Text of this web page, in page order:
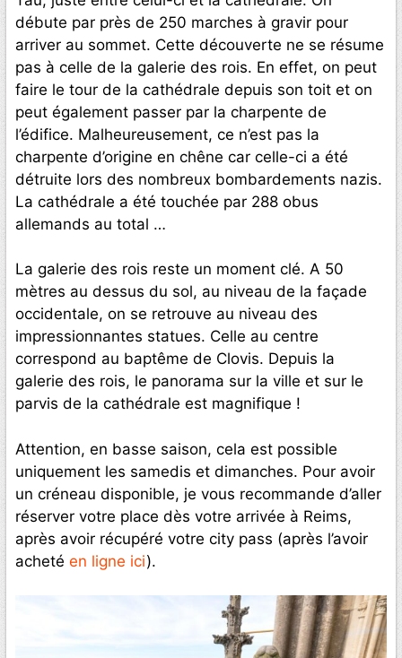
débute par près de 250 marches à gravir pour
arriver au sommet. Cette découverte ne se résume
pas à celle de la galerie des rois. En effet, on peut
faire le tour de la cathédrale depuis son toit et on
peut également passer par la charpente de
l’édifice. Malheureusement, ce n’est pas la
charpente d’origine en chêne car celle-ci a été
détruite lors des nombreux bombardements nazis.
La cathédrale a été touchée par 288 obus
allemands au total …
La galerie des rois reste un moment clé. A 50
mètres au dessus du sol, au niveau de la façade
occidentale, on se retrouve au niveau des
impressionnantes statues. Celle au centre
correspond au baptême de Clovis. Depuis la
galerie des rois, le panorama sur la ville et sur le
parvis de la cathédrale est magnifique !
Attention, en basse saison, cela est possible
uniquement les samedis et dimanches. Pour avoir
un créneau disponible, je vous recommande d’aller
réserver votre place dès votre arrivée à Reims,
après avoir récupéré votre city pass (après l’avoir
acheté en ligne ici).